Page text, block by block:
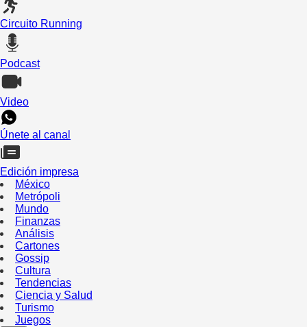
Circuito Running
Podcast
Video
Únete al canal
Edición impresa
México
Metrópoli
Mundo
Finanzas
Análisis
Cartones
Gossip
Cultura
Tendencias
Ciencia y Salud
Turismo
Juegos